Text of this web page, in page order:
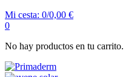
Mi cesta: 0/0,00 €
0
No hay productos en tu carrito.